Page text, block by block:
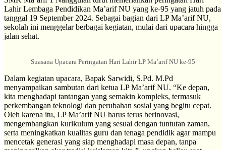
Lahir Lembaga Pendidikan Ma’arif NU yang ke-95 yang jatuh pada
tanggal 19 September 2024. Sebagai bagian dari LP Ma’arif NU,
sekolah ini menggelar berbagai kegiatan, mulai dari upacara hingga
jalan sehat.
Suasana Upacara Peringatan Hari Lahir LP Ma’arif NU ke-95
Dalam kegiatan upacara, Bapak Sarwidi, S.Pd. M.Pd
menyampaikan sambutan dari ketua LP Ma’arif NU. “Ke depan,
kita menghadapi tantangan yang semakin kompleks, termasuk
perkembangan teknologi dan perubahan sosial yang begitu cepat.
Oleh karena itu, LP Ma’arif NU harus terus berinovasi,
mengembangkan kurikulum yang sesuai dengan tuntutan zaman,
serta meningkatkan kualitas guru dan tenaga pendidik agar mampu
mencetak generasi yang siap menghadapi masa depan, tanpa